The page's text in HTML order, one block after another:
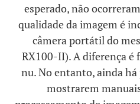
esperado, não
qualidade da imagem é
câmera portátil do
RX100-II). A diferença
nu. No entanto, ainda há
mostrarem